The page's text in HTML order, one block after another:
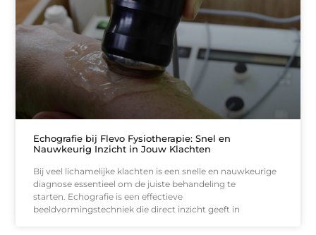
Echografie bij Flevo Fysiotherapie: Snel en
Nauwkeurig Inzicht in Jouw Klachten
Bij veel lichamelijke klachten is een snelle en nauwkeurige
diagnose essentieel om de juiste behandeling te
starten. Echografie is een effectieve
beeldvormingstechniek die direct inzicht geeft in